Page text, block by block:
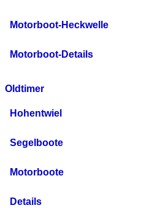
Motorboot-Heckwelle
Motorboot-Details
Oldtimer
Hohentwiel
Segelboote
Motorboote
Details